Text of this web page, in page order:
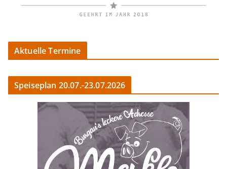
Aktuelle Termine
Speiseplan 20.07.-23.07.2026